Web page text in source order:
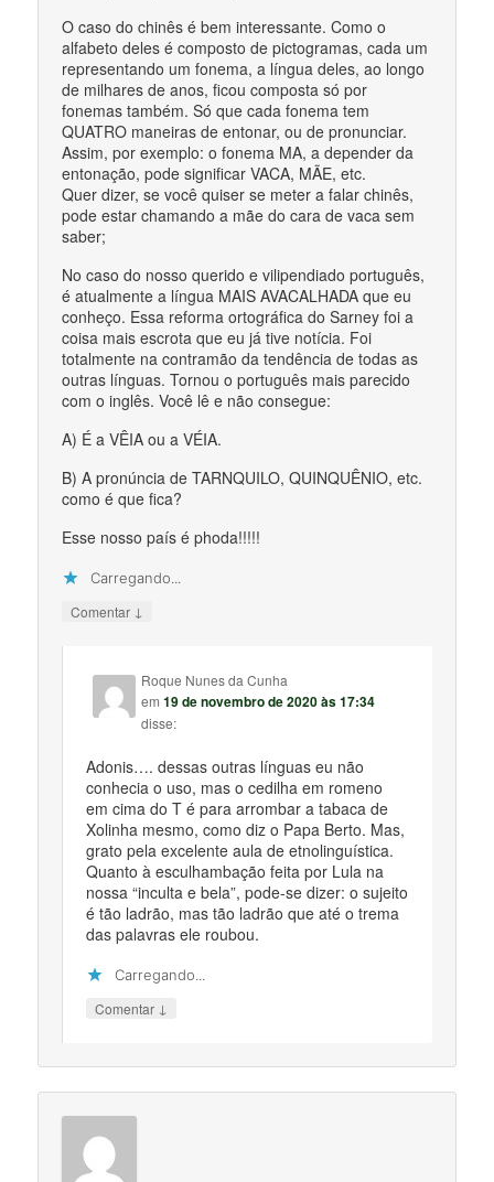
O caso do chinês é bem interessante. Como o
alfabeto deles é composto de pictogramas, cada um
representando um fonema, a língua deles, ao longo
de milhares de anos, ficou composta só por
fonemas também. Só que cada fonema tem
QUATRO maneiras de entonar, ou de pronunciar.
Assim, por exemplo: o fonema MA, a depender da
entonação, pode significar VACA, MÃE, etc.
Quer dizer, se você quiser se meter a falar chinês,
pode estar chamando a mãe do cara de vaca sem
saber;
No caso do nosso querido e vilipendiado português,
é atualmente a língua MAIS AVACALHADA que eu
conheço. Essa reforma ortográfica do Sarney foi a
coisa mais escrota que eu já tive notícia. Foi
totalmente na contramão da tendência de todas as
outras línguas. Tornou o português mais parecido
com o inglês. Você lê e não consegue:
A) É a VÊIA ou a VÉIA.
B) A pronúncia de TARNQUILO, QUINQUÊNIO, etc.
como é que fica?
Esse nosso país é phoda!!!!!
Carregando...
Comentar ↓
Roque Nunes da Cunha
em19 de novembro de 2020 às 17:34
disse:
Adonis…. dessas outras línguas eu não
conhecia o uso, mas o cedilha em romeno
em cima do T é para arrombar a tabaca de
Xolinha mesmo, como diz o Papa Berto. Mas,
grato pela excelente aula de etnolinguística.
Quanto à esculhambação feita por Lula na
nossa “inculta e bela”, pode-se dizer: o sujeito
é tão ladrão, mas tão ladrão que até o trema
das palavras ele roubou.
Carregando...
Comentar ↓